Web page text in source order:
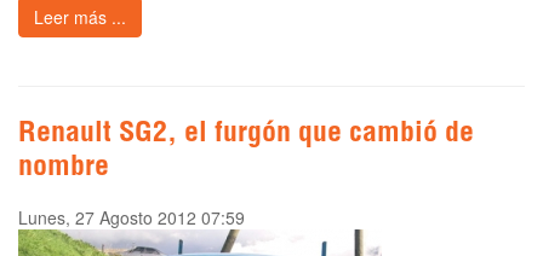
Leer más ...
Renault SG2, el furgón que cambió de
nombre
Lunes, 27 Agosto 2012 07:59